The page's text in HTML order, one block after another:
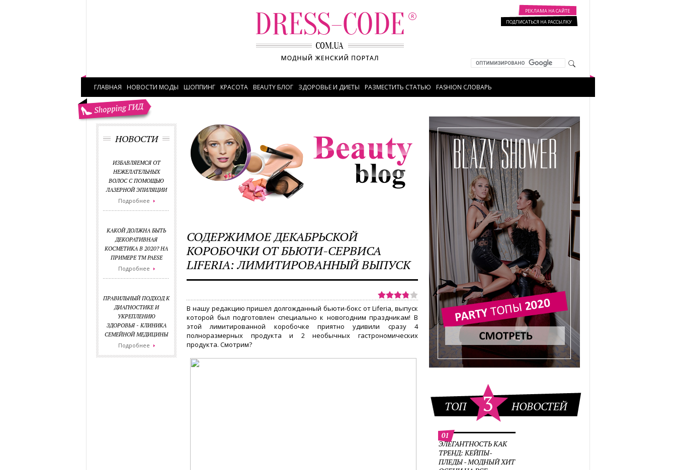
РЕКЛАМА НА САЙТЕ
ПОДПИСАТЬСЯ НА РАССЫЛКУ
ГЛАВНАЯ НОВОСТИ МОДЫ ШОППИНГ КРАСОТА BEAUTY БЛОГ ЗДОРОВЬЕ И ДИЕТЫ РАЗМЕСТИТЬ СТАТЬЮ FASHION СЛОВАРЬ
НОВОСТИ
ИЗБАВЛЯЕМСЯ ОТ
НЕЖЕЛАТЕЛЬНЫХ
ВОЛОС С ПОМОЩЬЮ
ЛАЗЕРНОЙ ЭПИЛЯЦИИ
Подробнее
КАКОЙ ДОЛЖНА БЫТЬ
ДЕКОРАТИВНАЯ
КОСМЕТИКА В 2020? НА
ПРИМЕРЕ ТМ PAESE
Подробнее
ПРАВИЛЬНЫЙ ПОДХОД К
ДИАГНОСТИКЕ И
УКРЕПЛЕНИЮ
ЗДОРОВЬЯ - КЛИНИКА
СЕМЕЙНОЙ МЕДИЦИНЫ
Подробнее
СОДЕРЖИМОЕ ДЕКАБРЬСКОЙ
КОРОБОЧКИ ОТ БЬЮТИ-СЕРВИСА
LIFERIA: ЛИМИТИРОВАННЫЙ ВЫПУСК
В нашу редакцию пришел долгожданный бьюти-бокс от Liferia, выпуск
которой был подготовлен специально к новогодним праздникам! В
этой лимитированной коробочке приятно удивили сразу 4
полноразмерных продукта и 2 необычных гастрономических
продукта. Смотрим?
ТОП 3 НОВОСТЕЙ
01
ЭЛЕГАНТНОСТЬ КАК
ТРЕНД: КЕЙПЫ-
ПЛЕДЫ - МОДНЫЙ ХИТ